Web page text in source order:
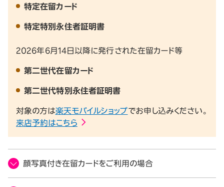
特定在留カード
特定特別永住者証明書
2026年6月14日以降に発行された在留カード等
第二世代在留カード
第二世代特別永住者証明書
対象の方は楽天モバイルショップでお申し込みください。
来店予約はこちら
顔写真付き在留カードをご利用の場合